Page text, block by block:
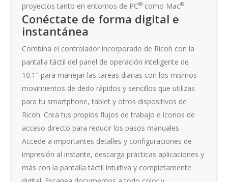
proyectos tanto en entornos de PC® como Mac®.
Conéctate de forma digital e
instantánea
Combina el controlador incorporado de Ricoh con la
pantalla táctil del panel de operación inteligente de
10.1″ para manejar las tareas diarias con los mismos
movimientos de dedo rápidos y sencillos que utilizas
para tu smartphone, tablet y otros dispositivos de
Ricoh. Crea tus propios flujos de trabajo e íconos de
acceso directo para reducir los pasos manuales.
Accede a importantes detalles y configuraciones de
impresión al instante, descarga prácticas aplicaciones y
más con la pantalla táctil intuitiva y completamente